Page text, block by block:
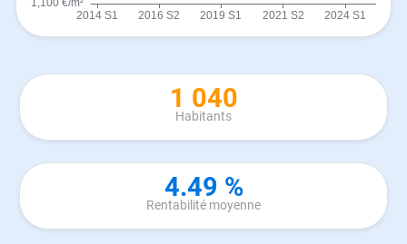
1 040
Habitants
4.49 %
Rentabilité moyenne